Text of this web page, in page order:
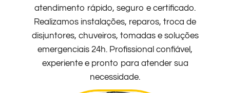
atendimento rápido, seguro e certificado.
Realizamos instalações, reparos, troca de
disjuntores, chuveiros, tomadas e soluções
emergenciais 24h. Profissional confiável,
experiente e pronto para atender sua
necessidade.